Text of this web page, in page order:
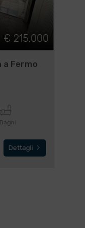
€ 215.000
a Fermo
Dettagli